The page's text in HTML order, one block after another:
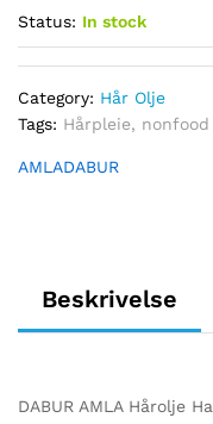
Status: In stock
Category: Hår Olje
Tags: Hårpleie, nonfood
AMLADABUR
Beskrivelse
DABUR AMLA Hårolje